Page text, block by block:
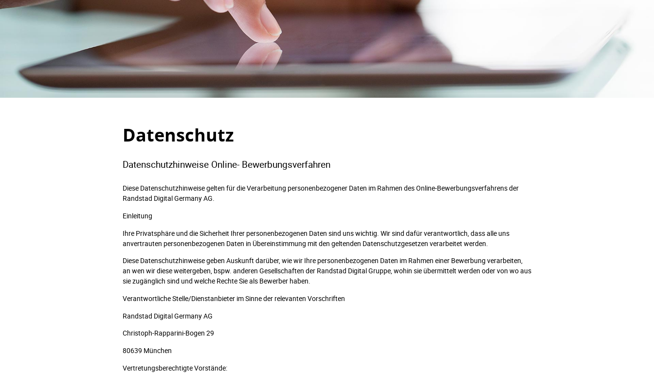
Datenschutz
Datenschutzhinweise Online- Bewerbungsverfahren
Diese Datenschutzhinweise gelten für die Verarbeitung personenbezogener Daten im Rahmen des Online-Bewerbungsverfahrens der
Randstad Digital Germany AG.
Einleitung
Ihre Privatsphäre und die Sicherheit Ihrer personenbezogenen Daten sind uns wichtig. Wir sind dafür verantwortlich, dass alle uns
anvertrauten personenbezogenen Daten in Übereinstimmung mit den geltenden Datenschutzgesetzen verarbeitet werden.
Diese Datenschutzhinweise geben Auskunft darüber, wie wir Ihre personenbezogenen Daten im Rahmen einer Bewerbung verarbeiten,
an wen wir diese weitergeben, bspw. anderen Gesellschaften der Randstad Digital Gruppe, wohin sie übermittelt werden oder von wo aus
sie zugänglich sind und welche Rechte Sie als Bewerber haben.
Verantwortliche Stelle/Dienstanbieter im Sinne der relevanten Vorschriften
Randstad Digital Germany AG
Christoph-Rapparini-Bogen 29
80639 München
Vertretungsberechtigte Vorstände: